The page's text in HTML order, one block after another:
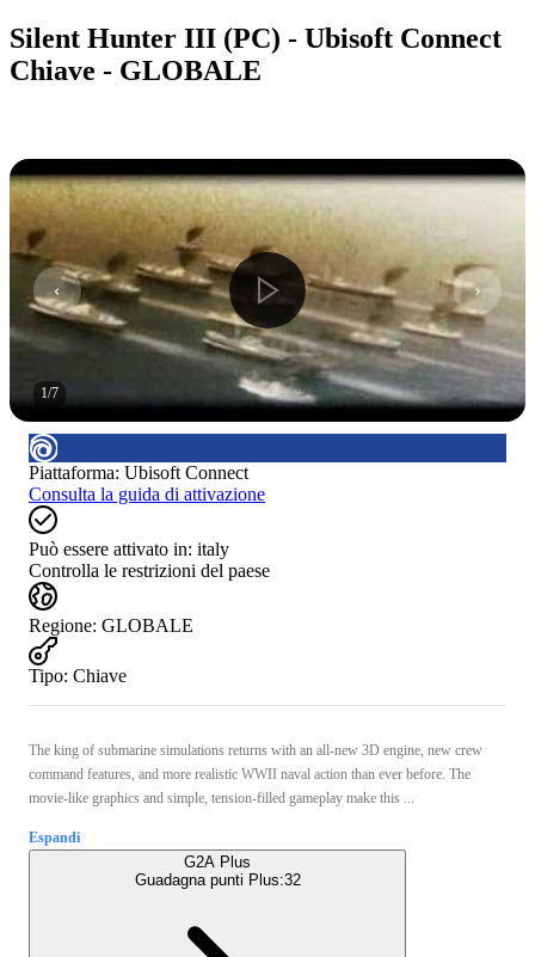
Silent Hunter III (PC) - Ubisoft Connect
Chiave - GLOBALE
1/7
Piattaforma: Ubisoft Connect
Consulta la guida di attivazione
Può essere attivato in: italy
Controlla le restrizioni del paese
Regione: GLOBALE
Tipo: Chiave
The king of submarine simulations returns with an all-new 3D engine, new crew
command features, and more realistic WWII naval action than ever before. The
movie-like graphics and simple, tension-filled gameplay make this ...
Espandi
G2A Plus
Guadagna punti Plus:32